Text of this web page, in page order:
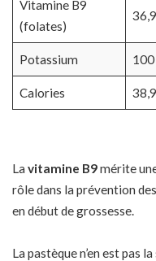
Vitamine B9
(folates)
Potassium
Calories
La vitamine B9mérite
rôle dans la prévention
en début de grossesse.
La pastèque n’en est pas